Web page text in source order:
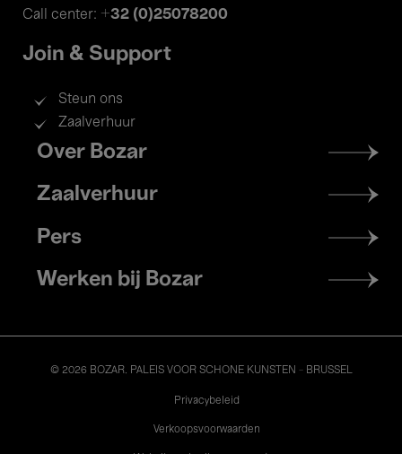
Call center: +32 (0)25078200
Join & Support
Steun ons
Zaalverhuur
Footer
menu
Over Bozar
Zaalverhuur
Pers
Werken bij Bozar
© 2026 BOZAR. PALEIS VOOR SCHONE KUNSTEN - BRUSSEL
Privacybeleid
Verkoopsvoorwaarden